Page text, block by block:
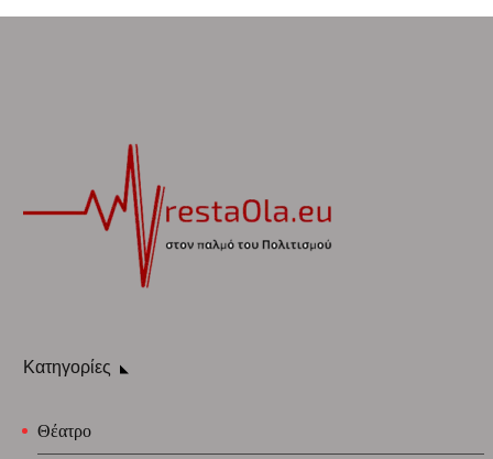
Κατηγορίες
Θέατρο